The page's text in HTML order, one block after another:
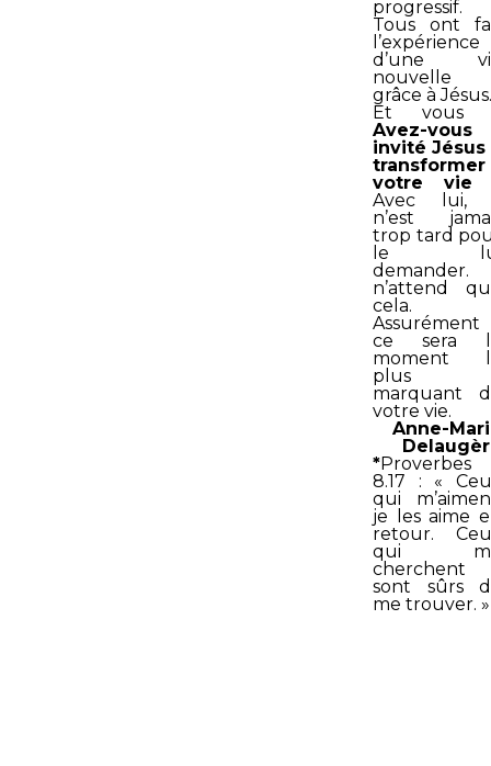
progressif.
Tous ont
l’expérience
d’une
nouvelle
grâce à
Et vous
Avez-vous
invité Jésus
transformer
votre vie
Avec lui,
n’est
trop tard
le
demander.
n’attend
cela.
Assurément
ce sera
moment
plus
marquant
votre vie.
Anne-
*Proverbes
8.17 : «
qui
je les aime
retour.
qui
cherchent
sont sûrs
me trouver. »